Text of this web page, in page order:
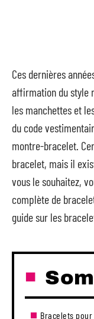
Ces dernières
affirmation du style
les manchettes et
du code
montre-bracelet.
bracelet, mais il
vous le souhaitez,
complète de
guide sur les
Bracelets